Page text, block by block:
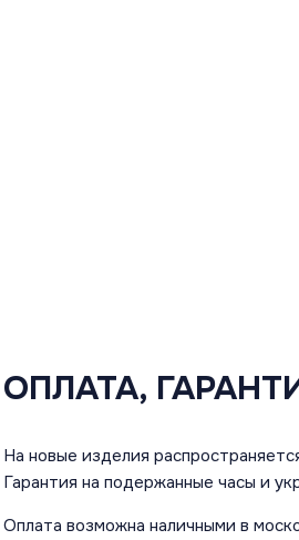
ОПЛАТА,
На новые изделия
Гарантия на подержанные часы и
Оплата возможна наличными в